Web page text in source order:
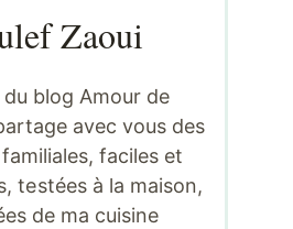
Zaoui
blog Amour de
avec vous des
faciles et
testées à la maison,
de ma cuisine